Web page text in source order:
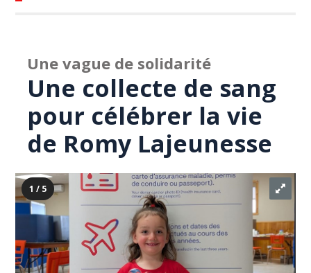
Une vague de solidarité
Une collecte de sang
pour célébrer la vie
de Romy Lajeunesse
1 / 5